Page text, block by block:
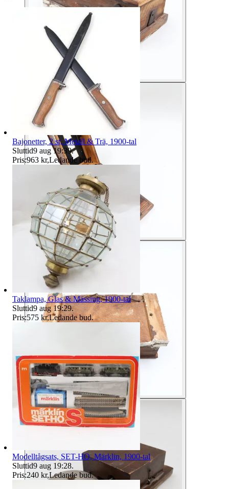
Bajonetter, 2 st, Metall & Trä, 1900-tal
Sluttid9 aug 19:39.
Pris:963 kr,Ledande bud.
Taklampa, Glas & Mässing, 1900-tal
Sluttid9 aug 19:29.
Pris:575 kr,Ledande bud.
Modelltågsats, SET-HO, Märklin, 1900-tal
Sluttid9 aug 19:28.
Pris:240 kr,Ledande bud.